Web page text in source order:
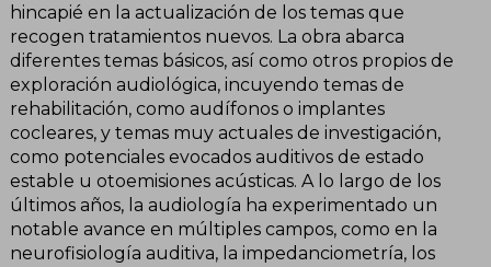
hincapié en la actualización de los temas que
recogen tratamientos nuevos. La obra abarca
diferentes temas básicos, así como otros propios de
exploración audiológica, incuyendo temas de
rehabilitación, como audífonos o implantes
cocleares, y temas muy actuales de investigación,
como potenciales evocados auditivos de estado
estable u otoemisiones acústicas. A lo largo de los
últimos años, la audiología ha experimentado un
notable avance en múltiples campos, como en la
neurofisiología auditiva, la impedanciometría, los